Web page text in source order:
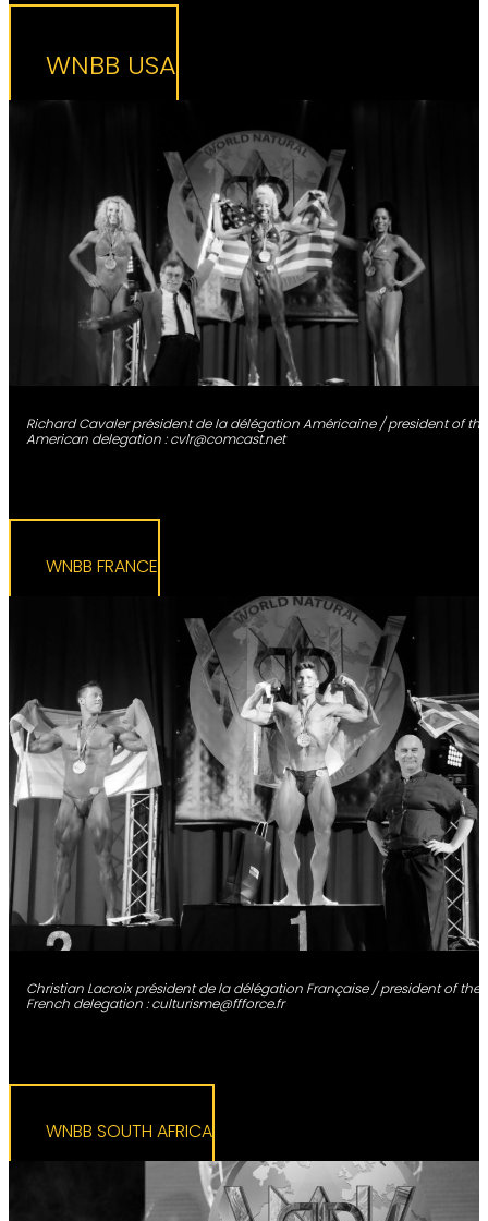
WNBB USA
Richard Cavaler président de la délégation Américaine / president of the
American delegation : cvlr@comcast.net
WNBB FRANCE
Christian Lacroix président de la délégation Française / president of the
French delegation : culturisme@ffforce.fr
WNBB SOUTH AFRICA